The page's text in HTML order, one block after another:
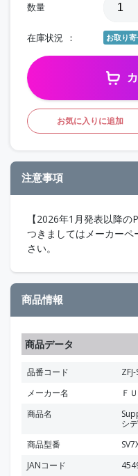
数量
在庫状況 お取り
お気に入りに追加
注意事項
【2026年1月発表以降
つきましてはメーカー
さい。
商品情報
商品データ
品番コード
メーカー名
Ｆ
商品名
シ
商品型番
JANコード